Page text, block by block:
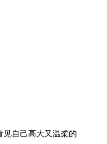
自己高大又温柔的